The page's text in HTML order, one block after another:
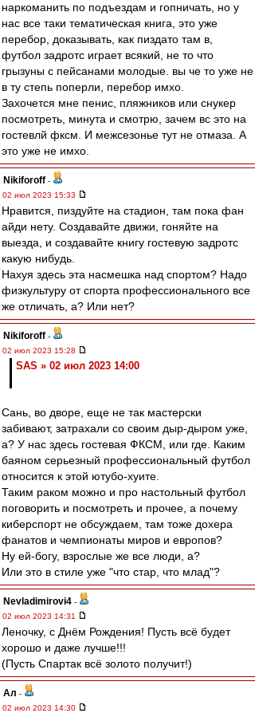
наркоманить по подъездам и гопничать, но у
нас все таки тематическая книга, это уже
перебор, доказывать, как пиздато там в,
футбол задротс играет всякий, не то что
грызуны с пейсанами молодые. вы че то уже не
в ту степь поперли, перебор имхо.
Захочется мне пенис, пляжников или снукер
посмотреть, минута и смотрю, зачем вс это на
гостевлй фксм. И межсезонье тут не отмаза. А
это уже не имхо.
Nikiforoff -
02 июл 2023 15:33
Нравится, пиздуйте на стадион, там пока фан
айди нету. Создавайте движи, гоняйте на
выезда, и создавайте книгу гостевую задротс
какую нибудь.
Нахуя здесь эта насмешка над спортом? Надо
физкультуру от спорта профессионального все
же отличать, а? Или нет?
Nikiforoff -
02 июл 2023 15:28
SAS » 02 июл 2023 14:00
Сань, во дворе, еще не так мастерски
забивают, затрахали со своим дыр-дыром уже,
а? У нас здесь гостевая ФКСМ, или где. Каким
баяном серьезный профессиональный футбол
относится к этой ютубо-хуите.
Таким раком можно и про настольный футбол
поговорить и посмотреть и прочее, а почему
киберспорт не обсуждаем, там тоже дохера
фанатов и чемпионаты миров и европов?
Ну ей-богу, взрослые же все люди, а?
Или это в стиле уже "что стар, что млад"?
Nevladimirovi4 -
02 июл 2023 14:31
Леночку, с Днём Рождения! Пусть всё будет
хорошо и даже лучше!!!
(Пусть Спартак всё золото получит!)
Ал -
02 июл 2023 14:30